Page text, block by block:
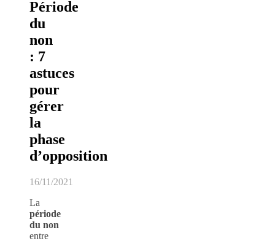
Période
du
non
: 7
astuces
pour
gérer
la
phase
d’opposition
16/11/2021
La
période
du non
entre